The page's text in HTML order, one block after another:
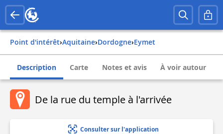
Point d'intérêt› aquitaine› dordogne› eymet
Description Carte Notes et avis À voir autour
De la rue du temple à l'arrivée
Consulter sur l'application